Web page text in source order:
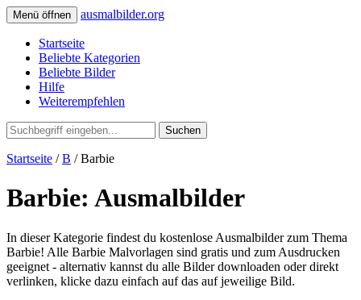
Menü öffnen ausmalbilder.org
Startseite
Beliebte Kategorien
Beliebte Bilder
Hilfe
Weiterempfehlen
Suchen
Startseite /B / Barbie
Barbie: Ausmalbilder
In dieser Kategorie findest du kostenlose Ausmalbilder zum Thema
Barbie! Alle Barbie Malvorlagen sind gratis und zum Ausdrucken
geeignet - alternativ kannst du alle Bilder downloaden oder direkt
verlinken, klicke dazu einfach auf das auf jeweilige Bild.